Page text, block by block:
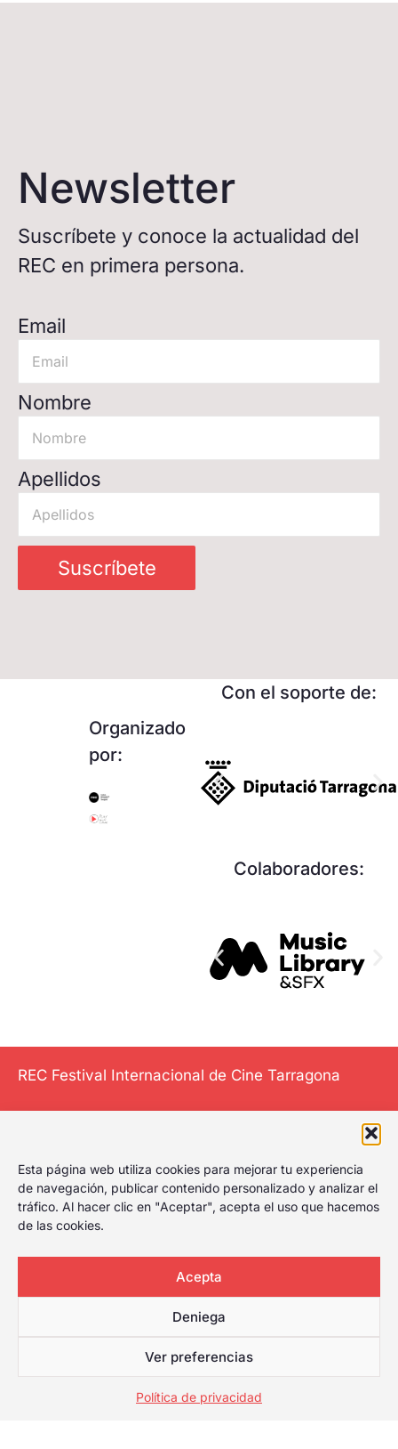
Esta página web utiliza cookies para mejorar tu experiencia
de navegación, publicar contenido personalizado y analizar el
tráfico. Al hacer clic en "Aceptar", acepta el uso que hacemos
de las cookies.
Acepta
Deniega
Ver preferencias
Política de privacidad
Newsletter
Suscríbete y conoce la actualidad del
REC en primera persona.
Email
Nombre
Apellidos
Suscríbete
Organizado
por:
Con el soporte de:
Colaboradores:
REC Festival Internacional de Cine Tarragona
El Festival
Internacional de
Cine de Tarragona
celebrando el
primer festival de
cine de Tarragona
con amplia
cualquier tipo de